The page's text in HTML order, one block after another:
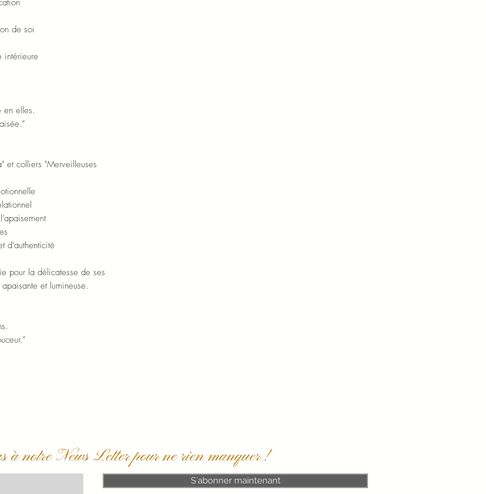
de soi
intérieure
en elles.
et colliers "Merveilleuses
pour la délicatesse de ses
et lumineuse.
à notre News Letter pour ne rien manquer !
S`abonner maintenant